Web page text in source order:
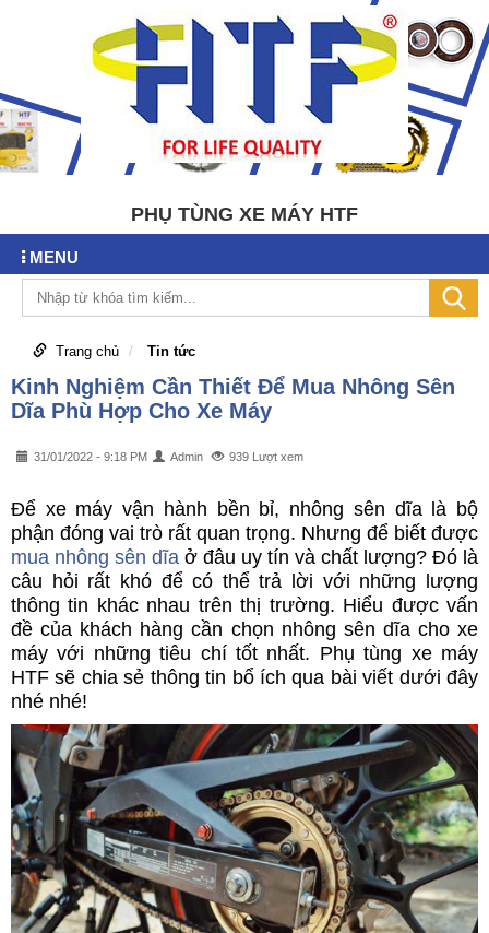
PHỤ TÙNG XE MÁY HTF
MENU
Trang chủ Tin tức
Kinh Nghiệm Cần Thiết Để Mua Nhông Sên
Dĩa Phù Hợp Cho Xe Máy
31/01/2022 - 9:18 PM Admin 939 Lượt xem
Để xe máy vận hành bền bỉ, nhông sên dĩa là bộ
phận đóng vai trò rất quan trọng. Nhưng để biết được
mua nhông sên dĩa ở đâu uy tín và chất lượng? Đó là
câu hỏi rất khó để có thể trả lời với những lượng
thông tin khác nhau trên thị trường. Hiểu được vấn
đề của khách hàng cần chọn nhông sên dĩa cho xe
máy với những tiêu chí tốt nhất. Phụ tùng xe máy
HTF sẽ chia sẻ thông tin bổ ích qua bài viết dưới đây
nhé nhé!